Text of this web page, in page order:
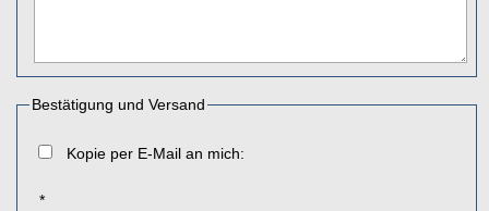
Bestätigung und Versand
Kopie per E-Mail an mich:
*